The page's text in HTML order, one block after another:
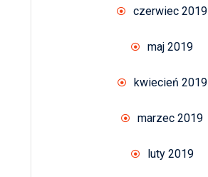
czerwiec 2019
maj 2019
kwiecień 2019
marzec 2019
luty 2019